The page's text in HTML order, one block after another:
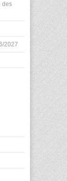
des
2027